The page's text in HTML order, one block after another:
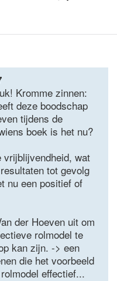
Kromme zinnen:
deze boodschap
tijdens de
boek is het nu?
wat
tot gevolg
nu een positief of
der Hoeven uit om
rolmodel te
kan zijn. -> een
die het voorbeeld
effectief...